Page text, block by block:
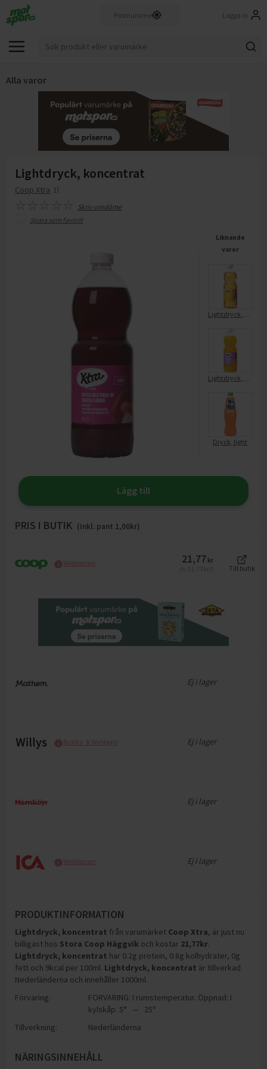
Logga in
Alla varor
Lightdryck, koncentrat
Coop Xtra 1l
Skriv omdöme
Spara som favorit
Liknande
varor
Lightdryck, koncentrat
Lightdryck, koncentrat
Dryck, light
Lägg till
PRIS I BUTIK (Inkl. pant 1,00kr)
Webbpriser 21,77 kr
Till butik
Ej i lager
Butiks- & Webbpris Ej i lager
Ej i lager
Webbpriser Ej i lager
PRODUKTINFORMATION
Lightdryck, koncentrat från varumärket Coop Xtra, är just nu
billigast hos Stora Coop Häggvik och kostar 21,77kr.
Lightdryck, koncentrat har 0.2g protein, 0.8g kolhydrater, 0g
fett och 9kcal per 100ml. Lightdryck, koncentrat är tillverkad
Nederländerna och innehåller 1000ml.
Förvaring:
FÖRVARING: I rumstemperatur. Öppnad: I
kylskåp. 5° — 25°
Tillverkning:
Nederländerna
NÄRINGSINNEHÅLL